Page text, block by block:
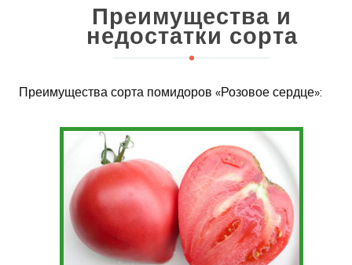
Преимущества и
недостатки сорта
Преимущества сорта помидоров «Розовое сердце»: